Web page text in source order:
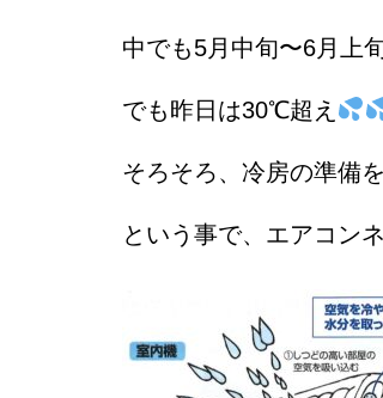
中でも5月中旬〜6月上
でも昨日は30℃超え
そろそろ、冷房の準備
という事で、エアコン